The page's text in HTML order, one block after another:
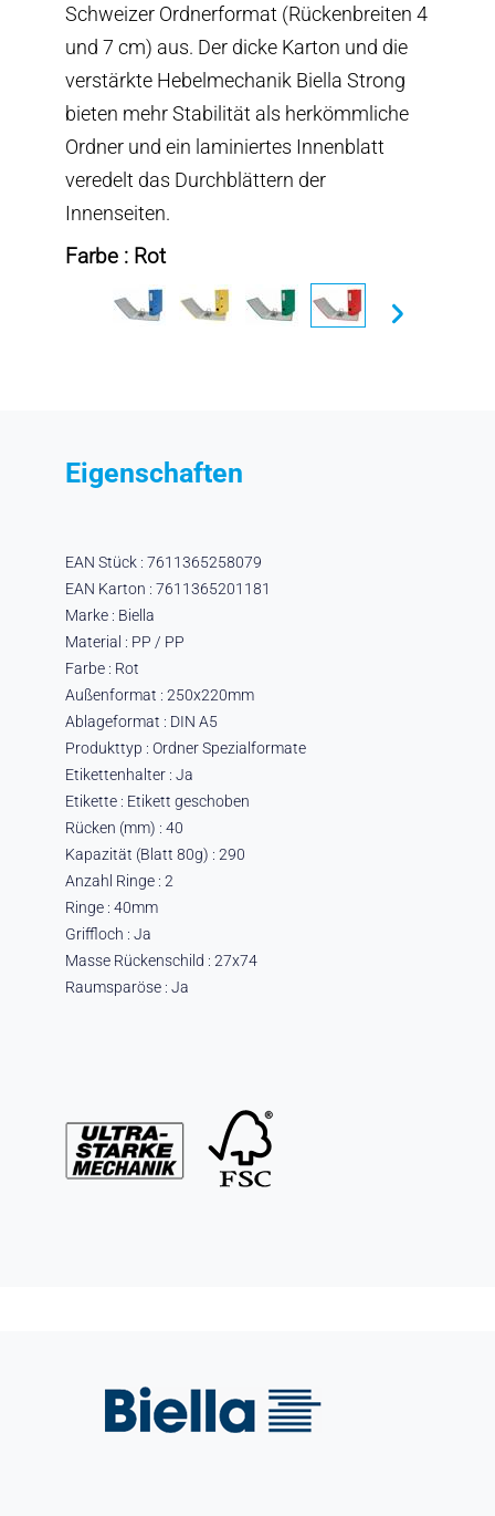
Schweizer Ordnerformat (Rückenbreiten 4
und 7 cm) aus. Der dicke Karton und die
verstärkte Hebelmechanik Biella Strong
bieten mehr Stabilität als herkömmliche
Ordner und ein laminiertes Innenblatt
veredelt das Durchblättern der
Innenseiten.
Farbe : Rot
Eigenschaften
EAN Stück : 7611365258079
EAN Karton : 7611365201181
Marke : Biella
Material : PP / PP
Farbe : Rot
Außenformat : 250x220mm
Ablageformat : DIN A5
Produkttyp : Ordner Spezialformate
Etikettenhalter : Ja
Etikette : Etikett geschoben
Rücken (mm) : 40
Kapazität (Blatt 80g) : 290
Anzahl Ringe : 2
Ringe : 40mm
Griffloch : Ja
Masse Rückenschild : 27x74
Raumsparöse : Ja